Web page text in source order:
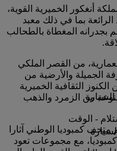
أنغكور الخميرية القوية،
الرائعة بما في ذلك معبد
بجدرانه المغطاة بالطحالب
من القصر الملكي
الجميلة والأرضية من
الثقافية الخميرية
من الزمرد والذهب
كمبوديا الوطني آثارا
مع مجموعات تعود
السيارة
- الوقت